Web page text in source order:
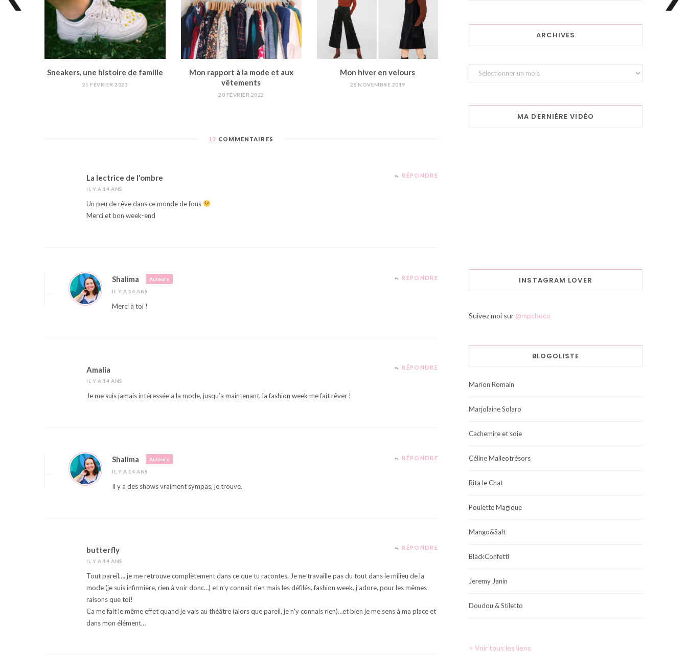
Sneakers, une histoire de famille
21 FÉVRIER 2023
Mon rapport à la mode et aux
vêtements
28 FÉVRIER 2022
Mon hiver en velours
26 NOVEMBRE 2019
12 COMMENTAIRES
La lectrice de l'ombre
IL Y A 14 ANS
RÉPONDRE
Un peu de rêve dans ce monde de fous
Merci et bon week-end
Shalima
Auteure
IL Y A 14 ANS
RÉPONDRE
Merci à toi !
Amalia
IL Y A 14 ANS
RÉPONDRE
Je me suis jamais intéressée a la mode, jusqu’a maintenant, la fashion week me fait rêver !
Shalima
Auteure
IL Y A 14 ANS
RÉPONDRE
Il y a des shows vraiment sympas, je trouve.
butterfly
IL Y A 14 ANS
RÉPONDRE
Tout pareil…..je me retrouve complètement dans ce que tu racontes. Je ne travaille pas du tout dans le milieu de la
mode (je suis infirmière, rien à voir donc…) et n’y connait rien mais les défilés, fashion week, j’adore, pour les mêmes
raisons que toi!
Ca me fait le même effet quand je vais au théâtre (alors que pareil, je n’y connais rien)…et bien je me sens à ma place et
dans mon élément…
ARCHIVES
Archives
MA DERNIÈRE VIDÉO
INSTAGRAM LOVER
Suivez moi sur @mpchoco
BLOGOLISTE
Marion Romain
Marjolaine Solaro
Cachemire et soie
Céline Malleotrésors
Rita le Chat
Poulette Magique
Mango&Salt
BlackConfetti
Jeremy Janin
Doudou & Stiletto
> Voir tous les liens